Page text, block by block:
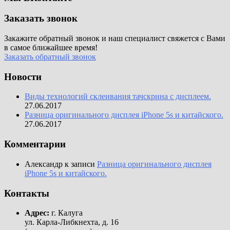
Заказать звонок
Закажите обратный звонок и наш специалист свяжется с Вами
в самое ближайшее время!
Заказать обратный звонок
Новости
Виды технологий склеивания тачскрина с дисплеем.
27.06.2017
Разница оригинального дисплея iPhone 5s и китайского.
27.06.2017
Комментарии
Александр к записи Разница оригинального дисплея
iPhone 5s и китайского.
Контакты
Адрес: г. Калуга
ул. Карла-Либкнехта, д. 16